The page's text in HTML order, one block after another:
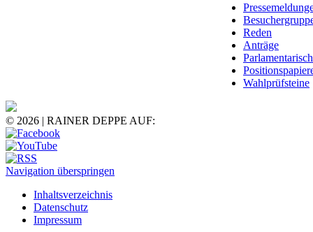
Reden
Anträge
Wahlprüfsteine
© 2026 | RAINER DEPPE AUF:
Navigation überspringen
Inhaltsverzeichnis
Datenschutz
Impressum